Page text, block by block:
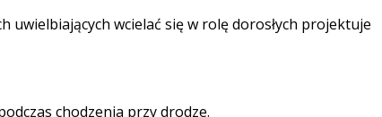
uwielbiających wcielać się w rolę dorosłych projektuje
chodzenia przy drodze.